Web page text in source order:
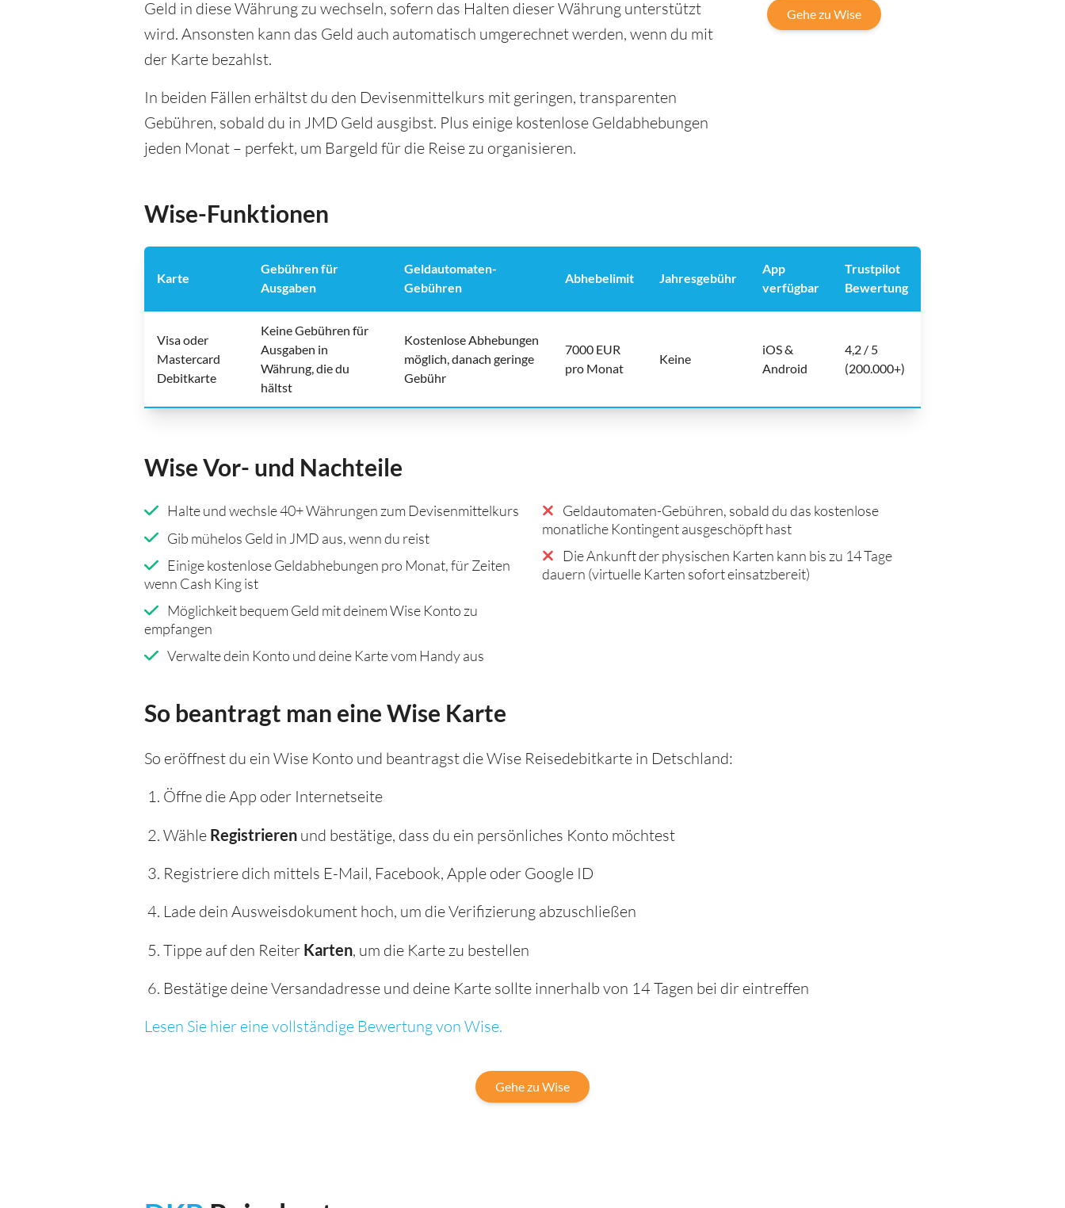
Geld in diese Währung zu wechseln, sofern das Halten dieser Währung unterstützt
wird. Ansonsten kann das Geld auch automatisch umgerechnet werden, wenn du mit
der Karte bezahlst.
In beiden Fällen erhältst du den Devisenmittelkurs mit geringen, transparenten
Gebühren, sobald du in JMD Geld ausgibst. Plus einige kostenlose Geldabhebungen
jeden Monat – perfekt, um Bargeld für die Reise zu organisieren.
Gehe zu Wise
Wise-Funktionen
Karte
Gebühren für
Ausgaben
Geldautomaten-
Gebühren
Abhebelimit Jahresgebühr
App
verfügbar
Trustpilot
Bewertung
Visa oder
Mastercard
Debitkarte
Keine Gebühren für
Ausgaben in
Währung, die du
hältst
Kostenlose Abhebungen
möglich, danach geringe
Gebühr
7000 EUR
pro Monat
Keine
iOS &
Android
4,2 / 5
(200.000+)
Wise Vor- und Nachteile
Halte und wechsle 40+ Währungen zum Devisenmittelkurs
Gib mühelos Geld in JMD aus, wenn du reist
Einige kostenlose Geldabhebungen pro Monat, für Zeiten
wenn Cash King ist
Möglichkeit bequem Geld mit deinem Wise Konto zu
empfangen
Verwalte dein Konto und deine Karte vom Handy aus
Geldautomaten-Gebühren, sobald du das kostenlose
monatliche Kontingent ausgeschöpft hast
Die Ankunft der physischen Karten kann bis zu 14 Tage
dauern (virtuelle Karten sofort einsatzbereit)
So beantragt man eine Wise Karte
So eröffnest du ein Wise Konto und beantragst die Wise Reisedebitkarte in Detschland:
Öffne die App oder Internetseite
Wähle Registrieren und bestätige, dass du ein persönliches Konto möchtest
Registriere dich mittels E-Mail, Facebook, Apple oder Google ID
Lade dein Ausweisdokument hoch, um die Verifizierung abzuschließen
Tippe auf den Reiter Karten, um die Karte zu bestellen
Bestätige deine Versandadresse und deine Karte sollte innerhalb von 14 Tagen bei dir eintreffen
Lesen Sie hier eine vollständige Bewertung von Wise.
Gehe zu Wise